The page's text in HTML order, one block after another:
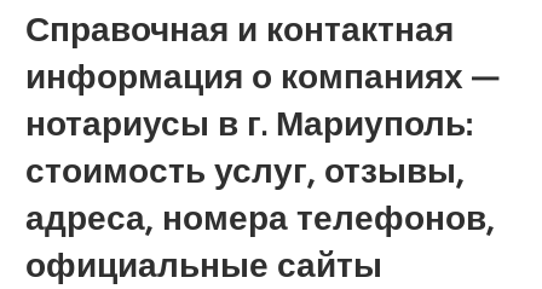
Справочная и контактная
информация о компаниях —
нотариусы в г. Мариуполь:
стоимость услуг, отзывы,
адреса, номера телефонов,
официальные сайты